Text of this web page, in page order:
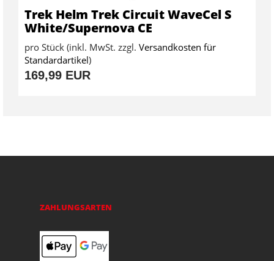
Trek Helm Trek Circuit WaveCel S
White/Supernova CE
pro Stück (inkl. MwSt. zzgl. Versandkosten für
Standardartikel)
169,99 EUR
ZAHLUNGSARTEN